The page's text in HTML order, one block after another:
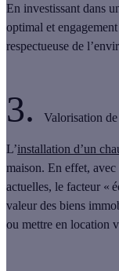
En investissant dans
optimal et
respectueuse de
3. Valorisation
L’installation d’un
maison. En effet,
actuelles, le facteur «
valeur des biens
ou mettre en location